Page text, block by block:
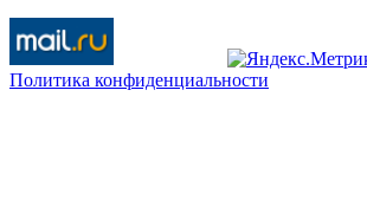
Политика конфиденциальности